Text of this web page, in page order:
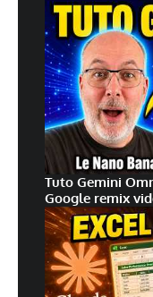
Tuto Gemini
Google remix